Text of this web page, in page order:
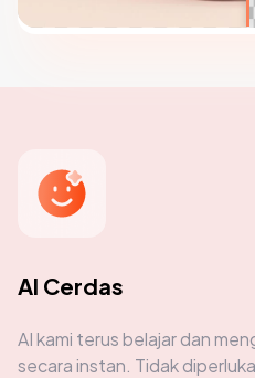
AI Cerdas
AI kami terus belajar dan
secara instan. Tidak